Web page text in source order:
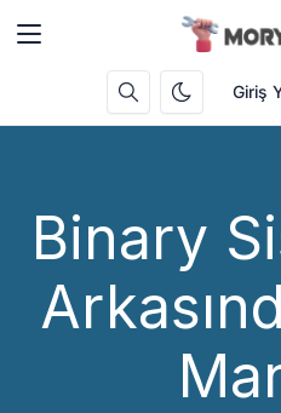
Giriş
Binary